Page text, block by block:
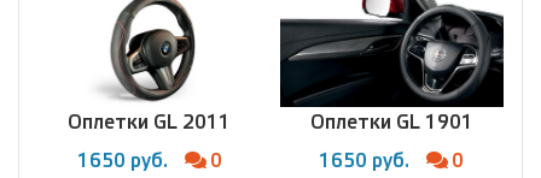
Оплетки GL 2011
1650 руб. 0
Оплетки GL 1901
1650 руб. 0